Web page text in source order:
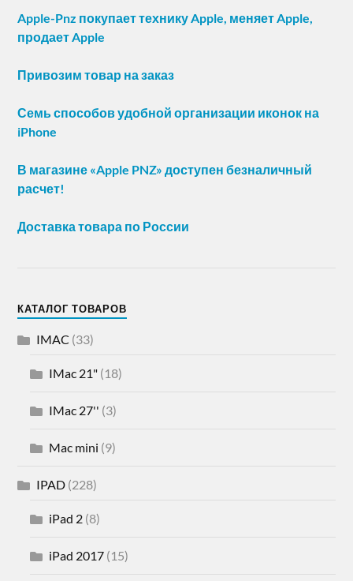
Apple-Pnz покупает технику Apple, меняет Apple,
продает Apple
Привозим товар на заказ
Семь способов удобной организации иконок на
iPhone
В магазине «Apple PNZ» доступен безналичный
расчет!
Доставка товара по России
КАТАЛОГ ТОВАРОВ
IMAC (33)
IMac 21" (18)
IMac 27'' (3)
Mac mini (9)
IPAD (228)
iPad 2 (8)
iPad 2017 (15)